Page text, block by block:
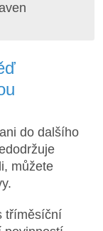
do dalšího
můžete
tříměsíční